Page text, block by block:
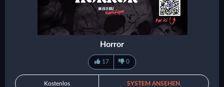
Horror
17 0
Kostenlos SYSTEM ANSEHEN